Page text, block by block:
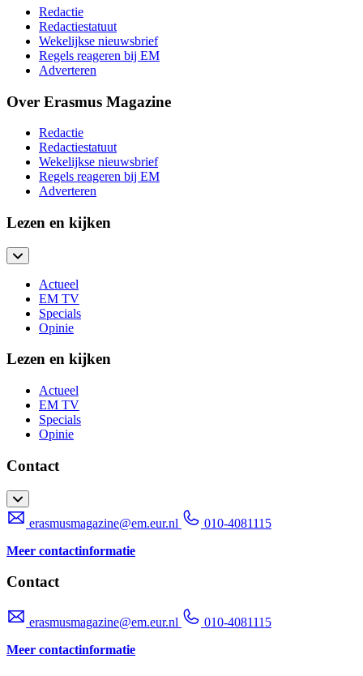
Redactie
Redactiestatuut
Wekelijkse nieuwsbrief
Regels reageren bij EM
Adverteren
Over Erasmus Magazine
Redactie
Redactiestatuut
Wekelijkse nieuwsbrief
Regels reageren bij EM
Adverteren
Lezen en kijken
Actueel
EM TV
Specials
Opinie
Lezen en kijken
Actueel
EM TV
Specials
Opinie
Contact
erasmusmagazine@em.eur.nl
010-4081115
Meer contactinformatie
Contact
erasmusmagazine@em.eur.nl
010-4081115
Meer contactinformatie